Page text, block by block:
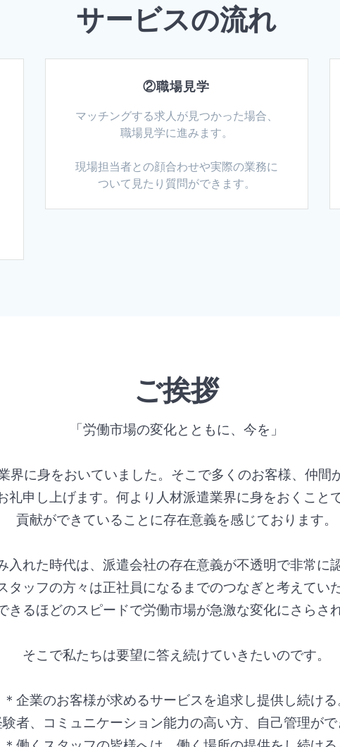
サービスの流れ
②職場見学
マッチングする求人が見つかった場合、
職場見学に進みます。
現場担当者との顔合わせや実際の業務に
ついて見たり質問ができます。
ご挨拶
「労働市場の変化とともに、今を」
界に身をおいていました。そこで多くのお客様、仲間
礼申し上げます。何より人材派遣業界に身をおくこと
貢献ができていることに存在意義を感じております。
入れた時代は、派遣会社の存在意義が不透明で非常に
タッフの方々は正社員になるまでのつなぎと考えてい
きるほどのスピードで労働市場が急激な変化にさらさ
そこで私たちは要望に答え続けていきたいのです。
＊企業のお客様が求めるサービスを追求し提供し続ける
者、コミュニケーション能力の高い方、自己管理が